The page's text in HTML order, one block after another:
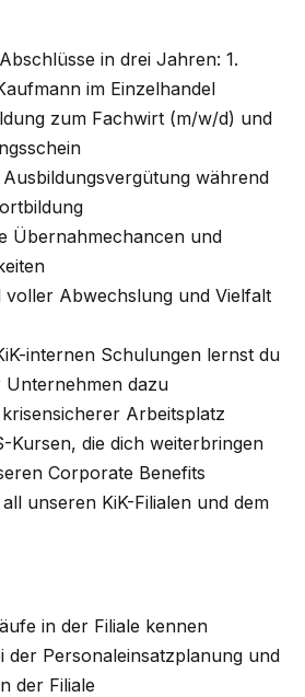
in drei Jahren: 1.
im Einzelhandel
zum Fachwirt (m/w/d) und
während
Übernahmechancen und
voller Abwechslung und Vielfalt
internen Schulungen lernst du
dazu
Arbeitsplatz
Kursen, die dich weiterbringen
Corporate Benefits
unseren KiK-Filialen und dem
in der Filiale kennen
der Personaleinsatzplanung und
der Filiale